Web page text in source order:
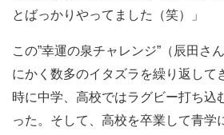
とばっかりやってました（笑）」
この”幸運の泉チャレンジ”（辰田さ
にかく数多のイタズラを繰り返して
時に中学、高校ではラグビー打ち込
った。そして、高校を卒業して青学